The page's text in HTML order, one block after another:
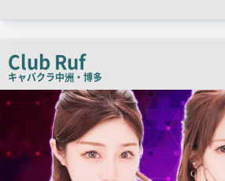
コ
ピ
Club Ruf
キャバクラ中洲・博多
舗
像